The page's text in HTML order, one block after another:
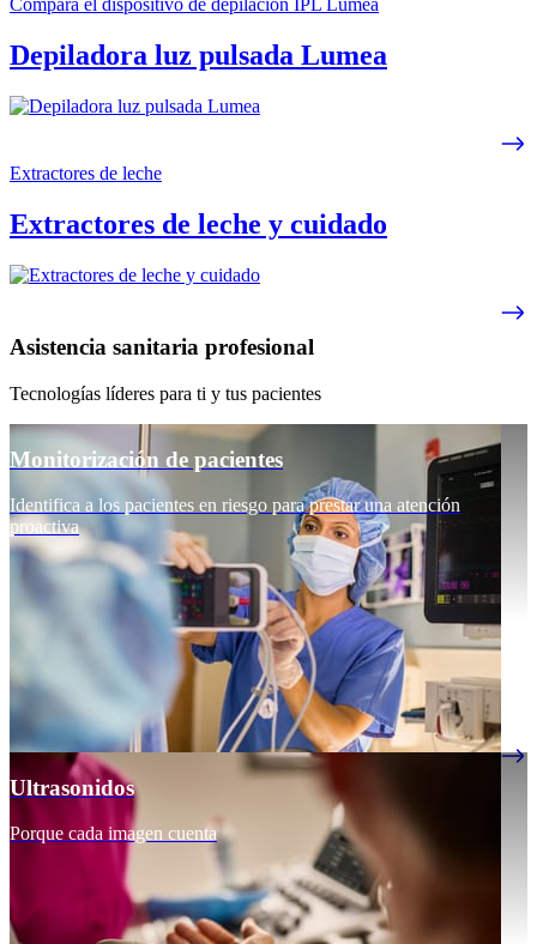
Depiladora luz pulsada Lumea
Extractores de leche
Extractores de leche y cuidado
Asistencia sanitaria profesional
Tecnologías líderes para ti y tus pacientes
Monitorización de pacientes
Identifica a los pacientes en riesgo para prestar una atención
proactiva
Ultrasonidos
Porque cada imagen cuenta